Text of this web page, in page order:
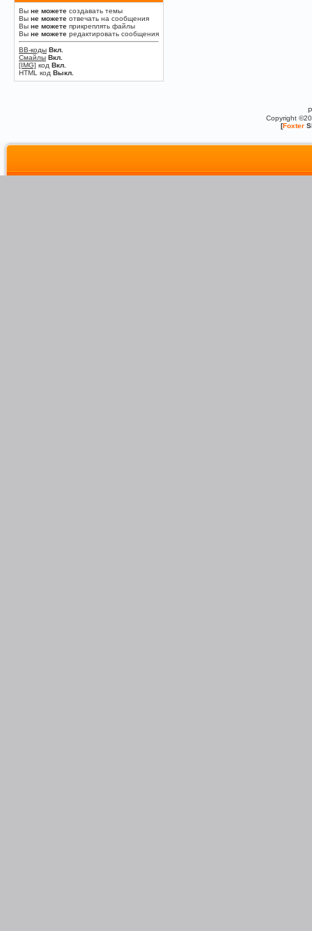
Вы не можете создавать темы
Вы не можете отвечать на сообщения
Вы не можете прикреплять файлы
Вы не можете редактировать сообщения
BB-коды Вкл.
Смайлы Вкл.
[IMG] код Вкл.
HTML код Выкл.
Copyright
[Foxter